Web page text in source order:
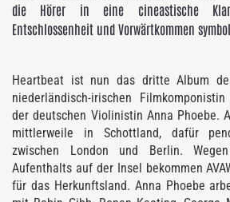
die Hörer in eine cineastische
Entschlossenheit und Vorwärtkommen
Heartbeat ist nun das dritte Album
niederländisch-irischen
der deutschen Violinistin Anna Phoebe.
mittlerweile in Schottland, dafür
zwischen London und Berlin.
Aufenthalts auf der Insel bekommen
für das Herkunftsland. Anna Phoebe